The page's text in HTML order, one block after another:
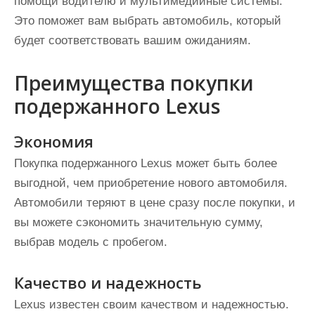
Это поможет вам выбрать автомобиль, который
будет соответствовать вашим ожиданиям.
Преимущества покупки
подержанного Lexus
Экономия
Покупка подержанного Lexus может быть более
выгодной, чем приобретение нового автомобиля.
Автомобили теряют в цене сразу после покупки, и
вы можете сэкономить значительную сумму,
выбрав модель с пробегом.
Качество и надежность
Lexus известен своим качеством и надежностью.